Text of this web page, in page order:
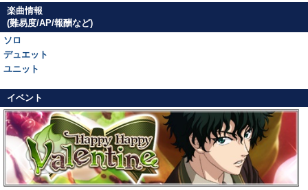
楽曲情報
(難易度/AP/報酬など)
ソロ
デュエット
ユニット
イベント